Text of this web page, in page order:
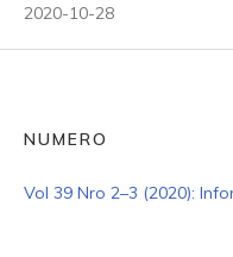
2020-10-28
NUMERO
Vol 39 Nro 2–3 (2020):